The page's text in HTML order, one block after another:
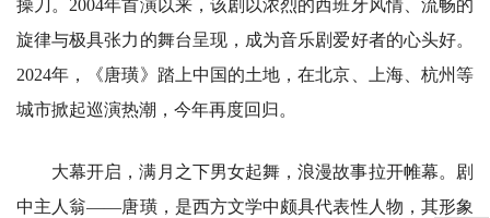
操刀。2004年首演以来，该剧以浓烈的西班牙风情、流畅的
旋律与极具张力的舞台呈现，成为音乐剧爱好者的心头好。
2024年，《唐璜》踏上中国的土地，在北京、上海、杭州等
城市掀起巡演热潮，今年再度回归。
大幕开启，满月之下男女起舞，浪漫故事拉开帷幕。剧
中主人翁——唐璜，是西方文学中颇具代表性人物，其形象